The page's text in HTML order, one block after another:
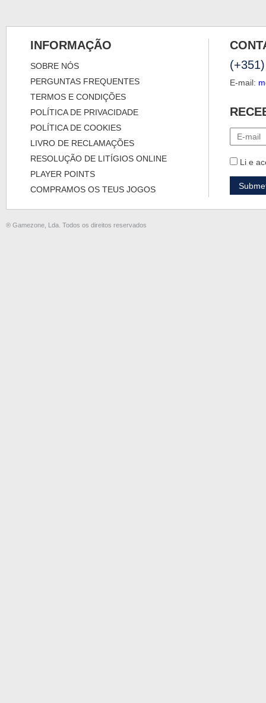
INFORMAÇÃO
SOBRE NÓS
PERGUNTAS FREQUENTES
TERMOS E CONDIÇÕES
POLÍTICA DE PRIVACIDADE
POLÍTICA DE COOKIES
LIVRO DE RECLAMAÇÕES
RESOLUÇÃO DE LITÍGIOS ONLINE
PLAYER POINTS
COMPRAMOS OS TEUS JOGOS
E-mail:
Li e
® Gamezone, Lda. Todos os direitos reservados